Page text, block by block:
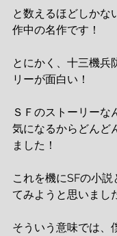
と数えるほどしかな
作中の名作です！
とにかく、十三機兵
リーが面白い！
ＳＦのストーリーな
気になるからどんど
ました！
これを機にSFの小
てみようと思いまし
そういう意味では、